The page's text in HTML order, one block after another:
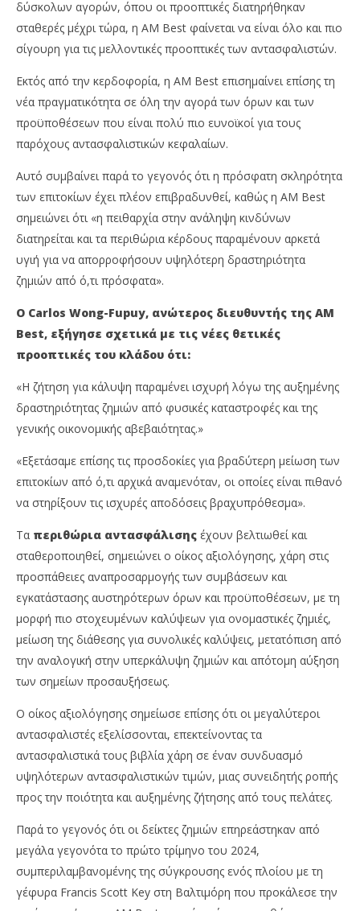
δύσκολων αγορών, όπου οι προοπτικές διατηρήθηκαν
σταθερές μέχρι τώρα, η AM Best φαίνεται να είναι όλο και πιο
σίγουρη για τις μελλοντικές προοπτικές των αντασφαλιστών.
Εκτός από την κερδοφορία, η AM Best επισημαίνει επίσης τη
νέα πραγματικότητα σε όλη την αγορά των όρων και των
προϋποθέσεων που είναι πολύ πιο ευνοϊκοί για τους
παρόχους αντασφαλιστικών κεφαλαίων.
Αυτό συμβαίνει παρά το γεγονός ότι η πρόσφατη σκληρότητα
των επιτοκίων έχει πλέον επιβραδυνθεί, καθώς η AM Best
σημειώνει ότι «η πειθαρχία στην ανάληψη κινδύνων
διατηρείται και τα περιθώρια κέρδους παραμένουν αρκετά
υγιή για να απορροφήσουν υψηλότερη δραστηριότητα
ζημιών από ό,τι πρόσφατα».
Ο Carlos Wong-Fupuy, ανώτερος διευθυντής της AM
Best, εξήγησε σχετικά με τις νέες θετικές
προοπτικές του κλάδου ότι:
«Η ζήτηση για κάλυψη παραμένει ισχυρή λόγω της αυξημένης
δραστηριότητας ζημιών από φυσικές καταστροφές και της
γενικής οικονομικής αβεβαιότητας.»
«Εξετάσαμε επίσης τις προσδοκίες για βραδύτερη μείωση των
επιτοκίων από ό,τι αρχικά αναμενόταν, οι οποίες είναι πιθανό
να στηρίξουν τις ισχυρές αποδόσεις βραχυπρόθεσμα».
Τα περιθώρια αντασφάλισης έχουν βελτιωθεί και
σταθεροποιηθεί, σημειώνει ο οίκος αξιολόγησης, χάρη στις
προσπάθειες αναπροσαρμογής των συμβάσεων και
εγκατάστασης αυστηρότερων όρων και προϋποθέσεων, με τη
μορφή πιο στοχευμένων καλύψεων για ονομαστικές ζημιές,
μείωση της διάθεσης για συνολικές καλύψεις, μετατόπιση από
την αναλογική στην υπερκάλυψη ζημιών και απότομη αύξηση
των σημείων προσαυξήσεως.
Ο οίκος αξιολόγησης σημείωσε επίσης ότι οι μεγαλύτεροι
αντασφαλιστές εξελίσσονται, επεκτείνοντας τα
αντασφαλιστικά τους βιβλία χάρη σε έναν συνδυασμό
υψηλότερων αντασφαλιστικών τιμών, μιας συνειδητής ροπής
προς την ποιότητα και αυξημένης ζήτησης από τους πελάτες.
Παρά το γεγονός ότι οι δείκτες ζημιών επηρεάστηκαν από
μεγάλα γεγονότα το πρώτο τρίμηνο του 2024,
συμπεριλαμβανομένης της σύγκρουσης ενός πλοίου με τη
γέφυρα Francis Scott Key στη Βαλτιμόρη που προκάλεσε την